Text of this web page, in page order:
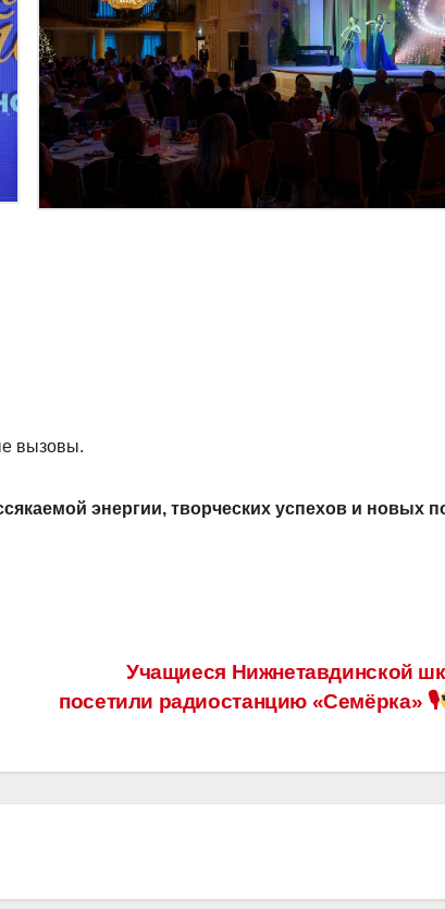
вызовы.
энергии, творческих успехов и новых
Учащиеся Нижнетавдинской
посетили радиостанцию «Семёрка» 🎙